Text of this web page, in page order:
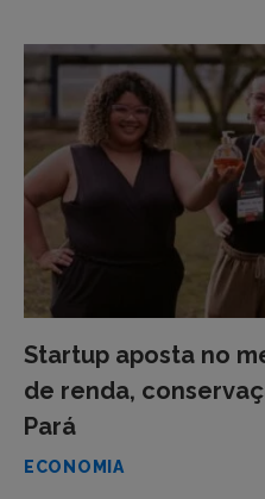
Startup aposta no
de renda,
Pará
ECONOMIA